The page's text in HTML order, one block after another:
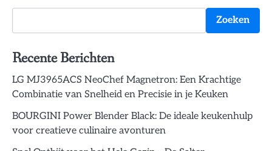
Zoeken
Recente Berichten
LG MJ3965ACS NeoChef Magnetron: Een Krachtige
Combinatie van Snelheid en Precisie in je Keuken
BOURGINI Power Blender Black: De ideale keukenhulp
voor creatieve culinaire avonturen